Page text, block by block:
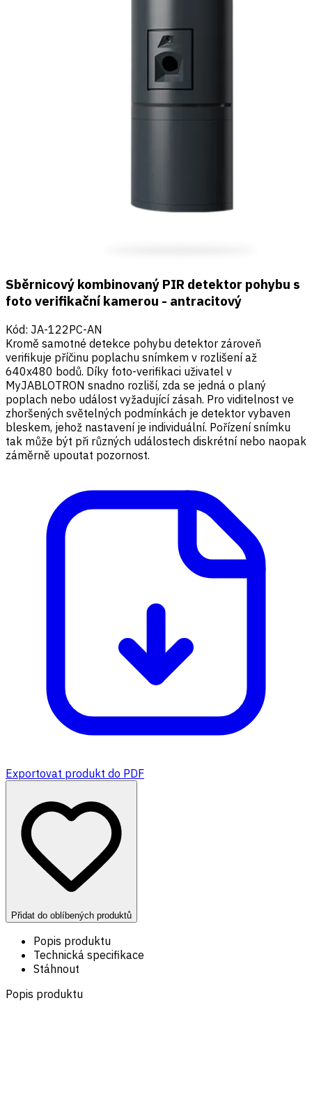
Sběrnicový kombinovaný PIR detektor pohybu s
foto verifikační kamerou - antracitový
Kód: JA-122PC-AN
Kromě samotné detekce pohybu detektor zároveň
verifikuje příčinu poplachu snímkem v rozlišení až
640x480 bodů. Díky foto-verifikaci uživatel v
MyJABLOTRON snadno rozliší, zda se jedná o planý
poplach nebo událost vyžadující zásah. Pro viditelnost ve
zhoršených světelných podmínkách je detektor vybaven
bleskem, jehož nastavení je individuální. Pořízení snímku
tak může být při různých událostech diskrétní nebo naopak
záměrně upoutat pozornost.
Exportovat produkt do PDF
Přidat do oblíbených produktů
Popis produktu
Technická specifikace
Stáhnout
Popis produktu